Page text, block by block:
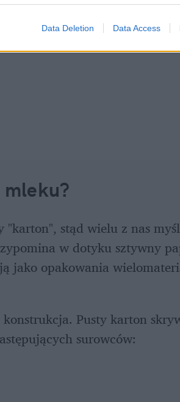
Data Deletion Data Access
mleku?
stąd wielu z nas
w dotyku sztywny
jako opakowania
Pusty karton
surowców: